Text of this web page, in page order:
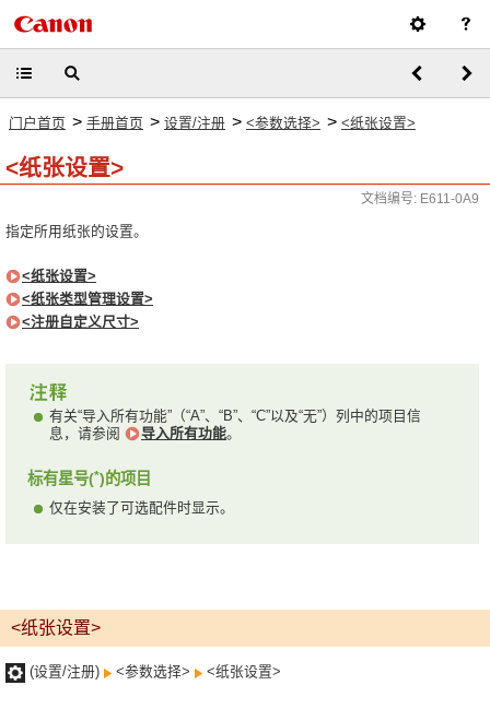
门户首页 > 手册首页 > 设置/注册 > <参数选择> > <纸张设置>
<纸张设置>
文档编号: E611-0A9
指定所用纸张的设置。
<纸张设置>
<纸张类型管理设置>
<注册自定义尺寸>
有关“导入所有功能”（“A”、“B”、“C”以及“无”）列中的项目信
息，请参阅
导入所有功能。
标有星号(*)的项目
仅在安装了可选配件时显示。
<纸张设置>
(设置/注册) <参数选择> <纸张设置>